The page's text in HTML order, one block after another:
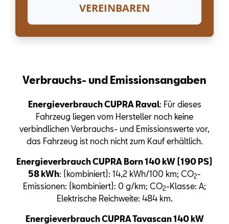
VEREINBAREN
Verbrauchs- und Emissionsangaben
Energieverbrauch CUPRA Raval: Für dieses
Fahrzeug liegen vom Hersteller noch keine
verbindlichen Verbrauchs- und Emissionswerte vor,
das Fahrzeug ist noch nicht zum Kauf erhältlich.
Energieverbrauch CUPRA Born 140 kW (190 PS)
58 kWh: (kombiniert): 14,2 kWh/100 km; CO2-
Emissionen: (kombiniert): 0 g/km; CO2-Klasse: A;
Elektrische Reichweite: 484 km.
Energieverbrauch CUPRA Tavascan 140 kW